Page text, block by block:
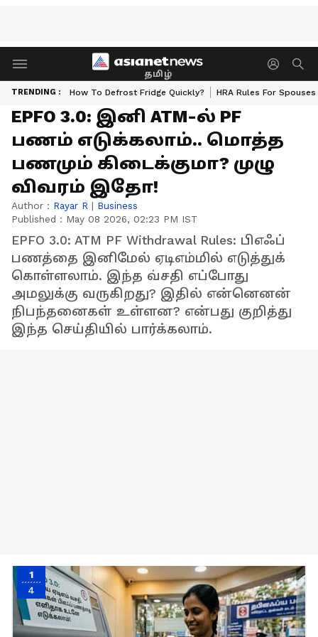
தமிழ்
TRENDING : How To Defrost Fridge Quickly? HRA Rules For Spouses
EPFO 3.0: இனி ATM-ல் PF
பணம் எடுக்கலாம்.. மொத்த‌
பணமும் கிடைக்குமா? முழு
விவரம் இதோ!
Author : Rayar R | Business
Published : May 08 2026, 02:23 PM IST
EPFO 3.0: ATM PF Withdrawal Rules: பிஎஃப்
பணத்தை இனிமேல் ஏடிஎம்மில் எடுத்துக்
கொள்ளலாம். இந்த வ்சதி எப்போது
அமலுக்கு வருகிறது? இதில் என்னெனன்
நிபந்தனைகள் உள்ளன? என்பது குறித்து
இந்த செய்தியில் பார்க்கலாம்.
1
4